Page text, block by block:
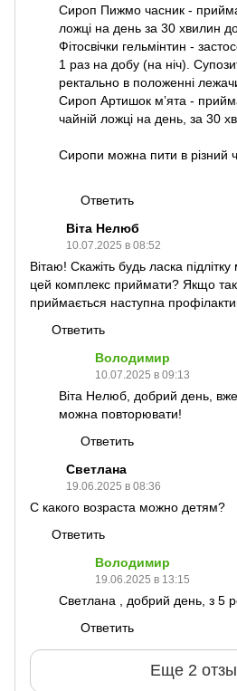
Сироп Пижмо часник -
ложці на день за 30 хвилин до
Фітосвічки гельмінтин -
1 раз на добу (на ніч).
ректально в положенні
Сироп Артишок мʼята -
чайній ложці на день, за 30
Сиропи можна пити в різний
Ответить
Віта Нелюб
10.07.2025 в 08:52
Вітаю! Скажіть будь ласка
цей комплекс приймати? Якщо
приймається наступна
Ответить
Володимир
10.07.2025 в 09:13
Віта Нелюб, добрий день, вже
можна повторювати!
Ответить
Светлана
19.06.2025 в 08:36
С какого возраста можно детям?
Ответить
Володимир
19.06.2025 в 13:15
Светлана , добрий день, з 5
Ответить
Еще 2